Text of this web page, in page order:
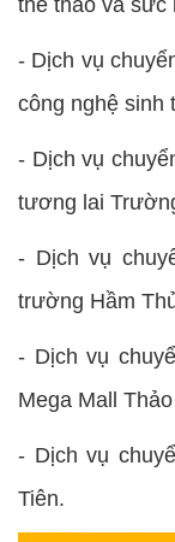
- Dịch vụ
công nghệ sinh
- Dịch vụ
tương lai
- Dịch vụ
trường Hầm
- Dịch vụ
Mega Mall
- Dịch vụ
Tiên.